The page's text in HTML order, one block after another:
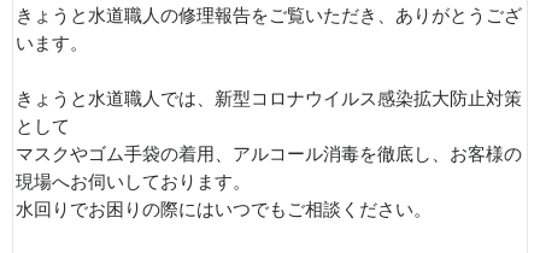
きょうと水道職人の修理報告をご覧いただき、ありがとうござ
います。
きょうと水道職人では、新型コロナウイルス感染拡大防止対策
として
マスクやゴム手袋の着用、アルコール消毒を徹底し、お客様の
現場へお伺いしております。
水回りでお困りの際にはいつでもご相談ください。